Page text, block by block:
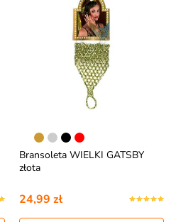
Bransoleta WIELKI GATSBY
złota
24,99 zł